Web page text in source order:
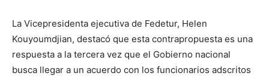
La Vicepresidenta ejecutiva de Fedetur, Helen
Kouyoumdjian, destacó que esta contrapropuesta es una
respuesta a la tercera vez que el Gobierno nacional
busca llegar a un acuerdo con los funcionarios adscritos